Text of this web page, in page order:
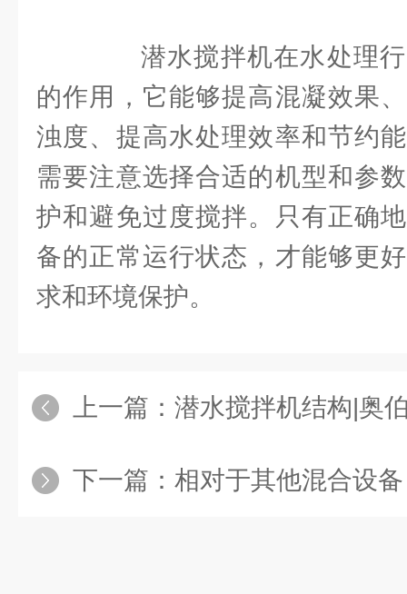
潜水搅拌机在水处理行
的作用，它能够提高混凝效果
浊度、提高水处理效率和节约
需要注意选择合适的机型和参
护和避免过度搅拌。只有正确
备的正常运行状态，才能够更
求和环境保护。
上一篇： 潜水搅拌机结构|奥
下一篇： 相对于其他混合设备，框